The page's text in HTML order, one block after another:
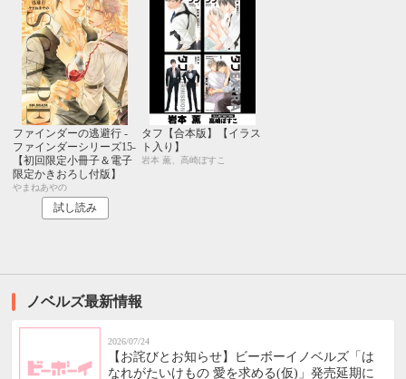
ファインダーの逃避行 -
ファインダーシリーズ15-
【初回限定小冊子＆電子
限定かきおろし付版】
やまねあやの
試し読み
タフ【合本版】【イラス
ト入り】
岩本 薫、高崎ぼすこ
ノベルズ最新情報
2026/07/24
【お詫びとお知らせ】ビーボーイノベルズ「は
なれがたいけもの 愛を求める(仮)」発売延期に